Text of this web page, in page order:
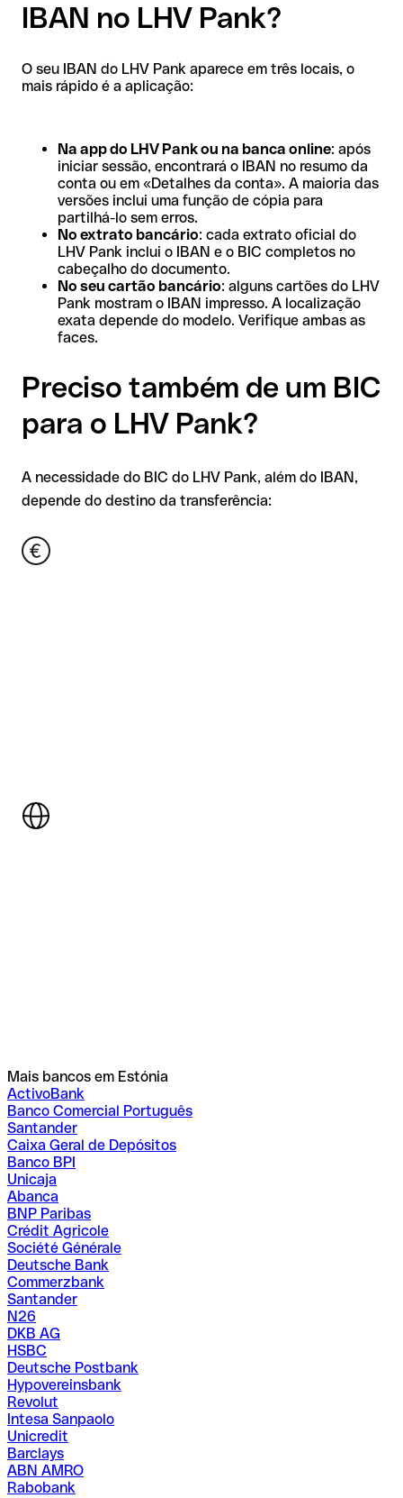
IBAN no LHV Pank?
O seu IBAN do LHV Pank aparece em três locais, o
mais rápido é a aplicação:
Na app do LHV Pank ou na banca online: após
iniciar sessão, encontrará o IBAN no resumo da
conta ou em «Detalhes da conta». A maioria das
versões inclui uma função de cópia para
partilhá-lo sem erros.
No extrato bancário: cada extrato oficial do
LHV Pank inclui o IBAN e o BIC completos no
cabeçalho do documento.
No seu cartão bancário: alguns cartões do LHV
Pank mostram o IBAN impresso. A localização
exata depende do modelo. Verifique ambas as
faces.
Preciso também de um BIC
para o LHV Pank?
A necessidade do BIC do LHV Pank, além do IBAN,
depende do destino da transferência:
Mais bancos em Estónia
ActivoBank
Banco Comercial Português
Santander
Caixa Geral de Depósitos
Banco BPI
Unicaja
Abanca
BNP Paribas
Crédit Agricole
Société Générale
Deutsche Bank
Commerzbank
Santander
N26
DKB AG
HSBC
Deutsche Postbank
Hypovereinsbank
Revolut
Intesa Sanpaolo
Unicredit
Barclays
ABN AMRO
Rabobank